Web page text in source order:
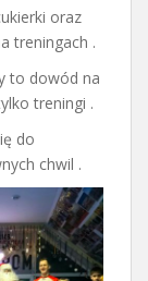
oraz
treningach .
to dowód na
treningi .
do
chwil .